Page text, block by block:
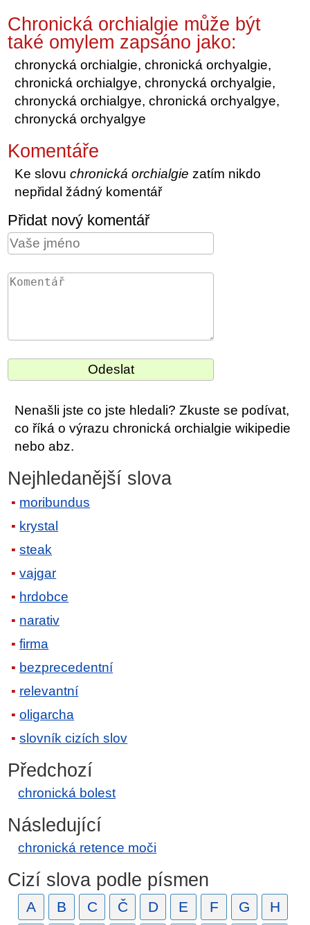
Chronická orchialgie může být
také omylem zapsáno jako:
chronycká orchialgie, chronická orchyalgie,
chronická orchialgye, chronycká orchyalgie,
chronycká orchialgye, chronická orchyalgye,
chronycká orchyalgye
Komentáře
Ke slovuchronická orchialgie zatím nikdo
nepřidal žádný komentář
Přidat nový komentář
Nenašli jste co jste hledali? Zkuste se podívat,
co říká o výrazu chronická orchialgie wikipedie
nebo abz.
Nejhledanější slova
moribundus
krystal
steak
vajgar
hrdobce
narativ
firma
bezprecedentní
relevantní
oligarcha
slovník cizích slov
Předchozí
chronická bolest
Následující
chronická retence moči
Cizí slova podle písmen
A B C Č D E F G H